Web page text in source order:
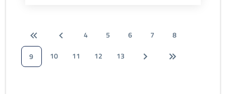
4 5 6 7
8
9
10 11 12 13